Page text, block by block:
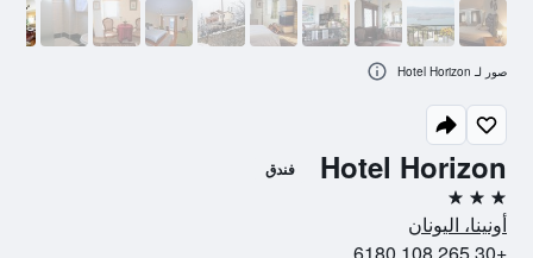
Hotel Horizon فندق
3 نجوم
أونينا، اليونان
صور لـ Hotel Horizon